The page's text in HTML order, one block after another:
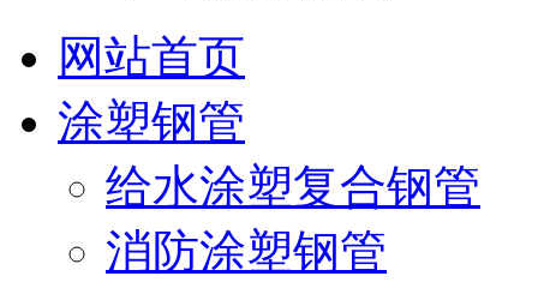
网站首页
涂塑钢管
给水涂塑复合钢管
消防涂塑钢管